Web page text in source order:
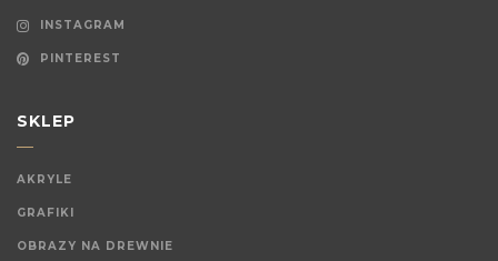
INSTAGRAM
PINTEREST
SKLEP
AKRYLE
GRAFIKI
OBRAZY NA DREWNIE